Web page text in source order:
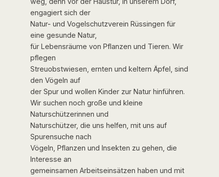
engagiert sich der
Natur- und Vogelschutzverein Rüssingen für
eine gesunde Natur,
für Lebensräume von Pflanzen und Tieren. Wir
pflegen
Streuobstwiesen, ernten und keltern Äpfel, sind
den Vögeln auf
der Spur und wollen Kinder zur Natur hinführen.
Wir suchen noch große und kleine
Naturschützerinnen und
Naturschützer, die uns helfen, mit uns auf
Spurensuche nach
Vögeln, Pflanzen und Insekten zu gehen, die
Interesse an
gemeinsamen Arbeitseinsätzen haben und mit